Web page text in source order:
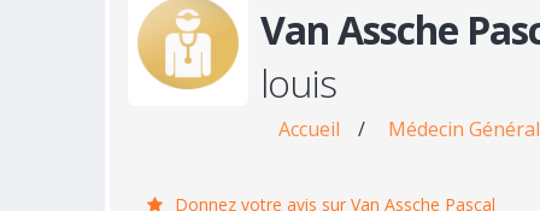
Van Assche
louis
Accueil / Médecin
Donnez votre avis sur Van Assche Pascal